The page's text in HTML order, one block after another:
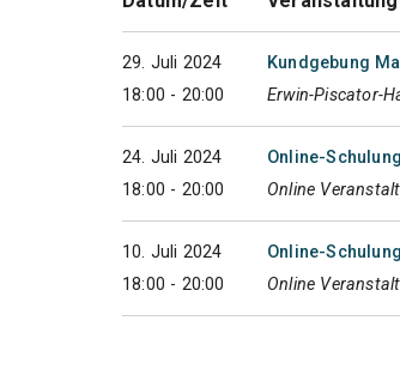
29. Juli 2024
18:00 - 20:00
Kundgebung
Erwin-Piscator-
24. Juli 2024
18:00 - 20:00
Online-
Online
10. Juli 2024
18:00 - 20:00
Online-
Online